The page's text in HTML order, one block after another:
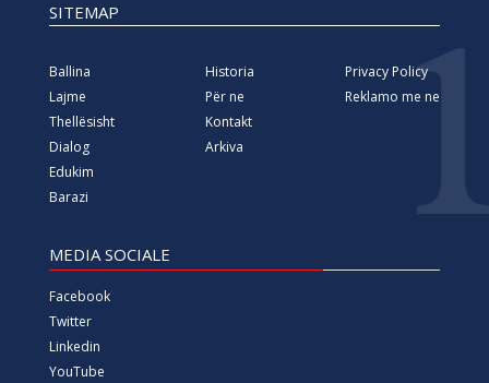
SITEMAP
Ballina
Lajme
Thellësisht
Dialog
Edukim
Barazi
Historia
Për ne
Kontakt
Arkiva
Privacy Policy
Reklamo me ne
MEDIA SOCIALE
Facebook
Twitter
Linkedin
YouTube